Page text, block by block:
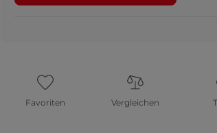
Favoriten Vergleichen